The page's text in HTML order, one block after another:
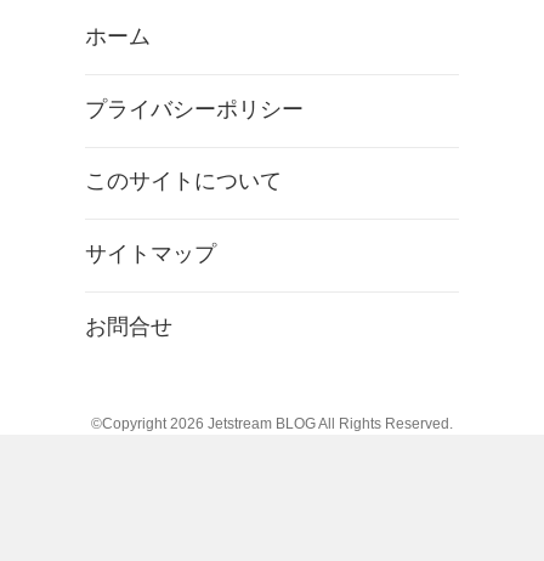
ホーム
プライバシーポリシー
このサイトについて
サイトマップ
お問合せ
©Copyright 2026 Jetstream BLOGAll Rights Reserved.